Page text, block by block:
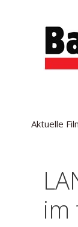
Aktuelle
im